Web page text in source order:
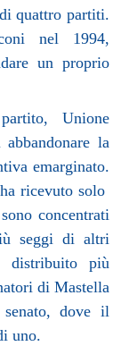
quattro partiti.
nel 1994,
un proprio
Unione
la
emarginato.
ricevuto solo
concentrati
seggi di altri
distribuito più
di Mastella
dove il
uno.